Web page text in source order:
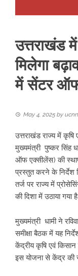
उत्तराखंड में
मिलेगा
में सेंटर ऑफ
May 4, 2025 by
उत्तराखंड राज्य में कृषि
मुख्यमंत्री पुष्कर सिंह
ऑफ एक्सीलेंस) की
प्रस्तुत करने के निर्देश
तर्ज पर राज्य में
की दिशा में उठाया गया
मुख्यमंत्री धामी ने
समीक्षा बैठक में यह
केंद्रीय कृषि एवं किसान
इस योजना से केंद्र की